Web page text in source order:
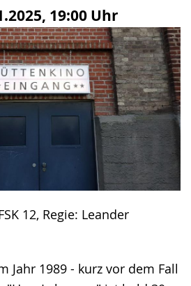
19:00 Uhr
12, Regie: Leander
Jahr 1989 - kurz vor dem Fall